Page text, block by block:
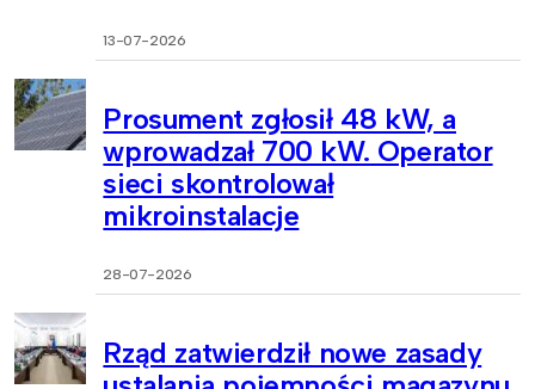
13-07-2026
Prosument zgłosił 48 kW, a
wprowadzał 700 kW. Operator
sieci skontrolował
mikroinstalacje
28-07-2026
Rząd zatwierdził nowe zasady